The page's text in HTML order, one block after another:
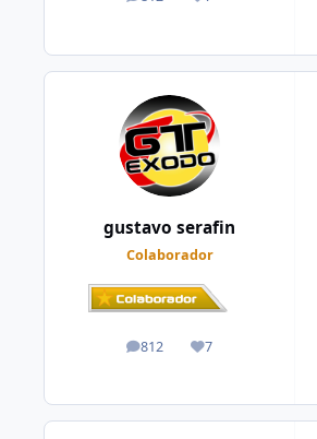
gustavo serafin
Colaborador
812
posts 7
Reputação